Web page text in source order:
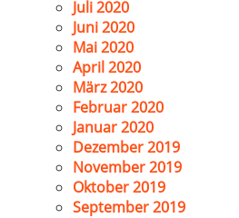
Juli 2020
Juni 2020
Mai 2020
April 2020
März 2020
Februar 2020
Januar 2020
Dezember 2019
November 2019
Oktober 2019
September 2019